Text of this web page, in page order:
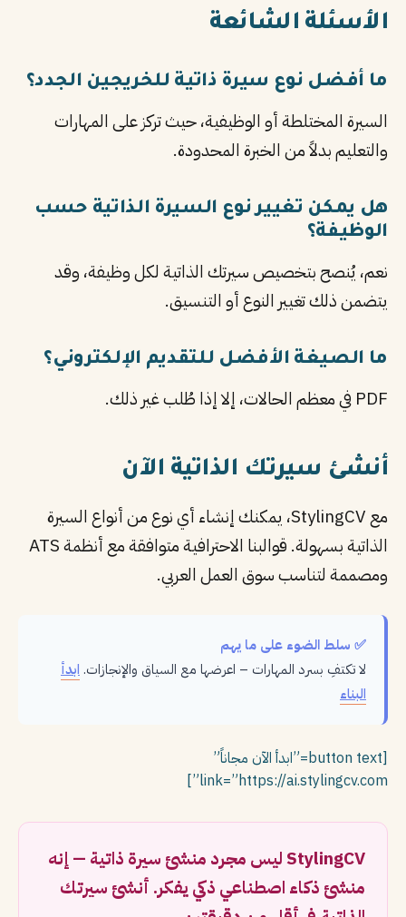
الأسئلة الشائعة
ما أفضل نوع سيرة ذاتية للخريجين الجدد؟
السيرة المختلطة أو الوظيفية، حيث تركز على المهارات
والتعليم بدلاً من الخبرة المحدودة.
هل يمكن تغيير نوع السيرة الذاتية حسب
الوظيفة؟
نعم، يُنصح بتخصيص سيرتك الذاتية لكل وظيفة، وقد
يتضمن ذلك تغيير النوع أو التنسيق.
ما الصيغة الأفضل للتقديم الإلكتروني؟
PDF في معظم الحالات، إلا إذا طُلب غير ذلك.
أنشئ سيرتك الذاتية الآن
مع StylingCV، يمكنك إنشاء أي نوع من أنواع السيرة
الذاتية بسهولة. قوالبنا الاحترافية متوافقة مع أنظمة ATS
ومصممة لتناسب سوق العمل العربي.
✅ سلط الضوء على ما يهم
لا تكتفِ بسرد المهارات – اعرضها مع السياق والإنجازات. ابدأ
البناء
[button text=”ابدأ الآن مجاناً”
link=”https://ai.stylingcv.com”]
StylingCV ليس مجرد منشئ سيرة ذاتية — إنه
منشئ ذكاء اصطناعي ذكي يفكر. أنشئ سيرتك